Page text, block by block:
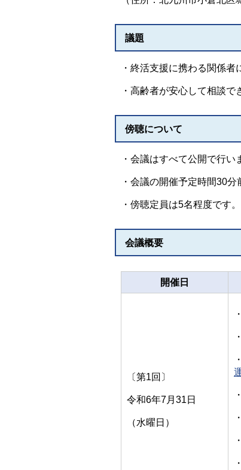
議題
・終活支援に携わる関係
・高齢者が安心して相談
傍聴について
・会議はすべて公開で行い
・会議の開催予定時間30
・傍聴定員は5名程度です。
会議概要
開催日
〔第1回〕
令和6年7月31日
（水曜日）
・
・
・
・
・
・
・